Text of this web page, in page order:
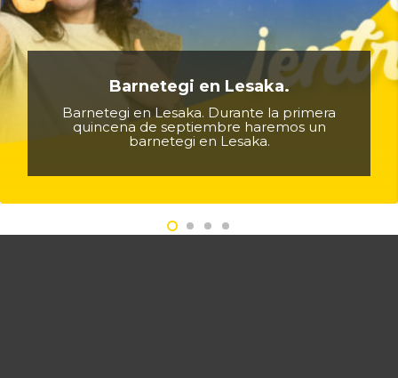
Barnetegi en Lesaka.
Barnetegi en Lesaka. Durante la primera
quincena de septiembre haremos un
barnetegi en Lesaka.